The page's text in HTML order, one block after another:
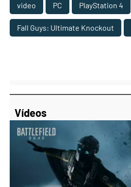
video PC PlayStation 4
Fall Guys: Ultimate Knockout
Vídeos